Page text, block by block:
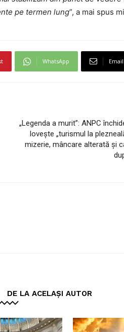
pe termen lung”, a mai spus
WhatsApp Email
„Legenda a murit”: ANPC
lovește „turismul la
mizerie, mâncare alterată și
DE LA ACELAȘI AUTOR